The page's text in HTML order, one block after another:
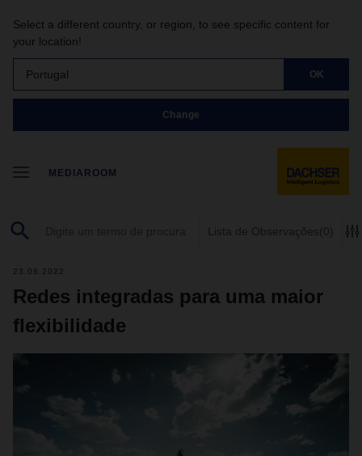
Select a different country, or region, to see specific content for
your location!
Portugal OK
Change
MEDIAROOM
Lista de Observações (0)
23.08.2022
Redes integradas para uma maior
flexibilidade